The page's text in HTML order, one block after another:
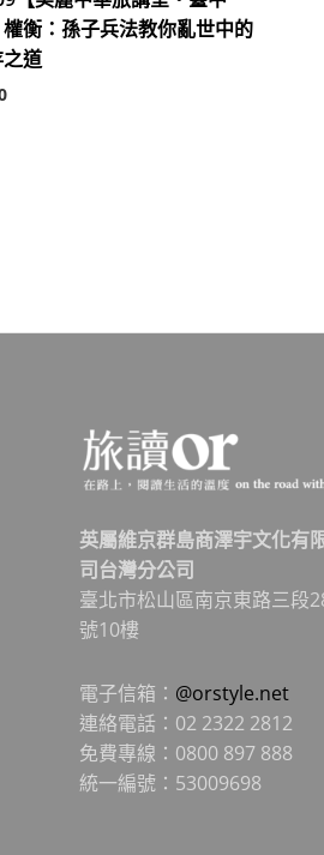
衡：孫子兵法教你亂世中的
道
英屬維京群島商澤宇文化有
司台灣分公司
臺北市松山區南京東路三段
號10樓
電子信箱： @orstyle.net
連絡電話：02 2322 2812
免費專線：0800 897 888
統一編號：53009698